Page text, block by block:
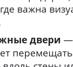
важна
двери —